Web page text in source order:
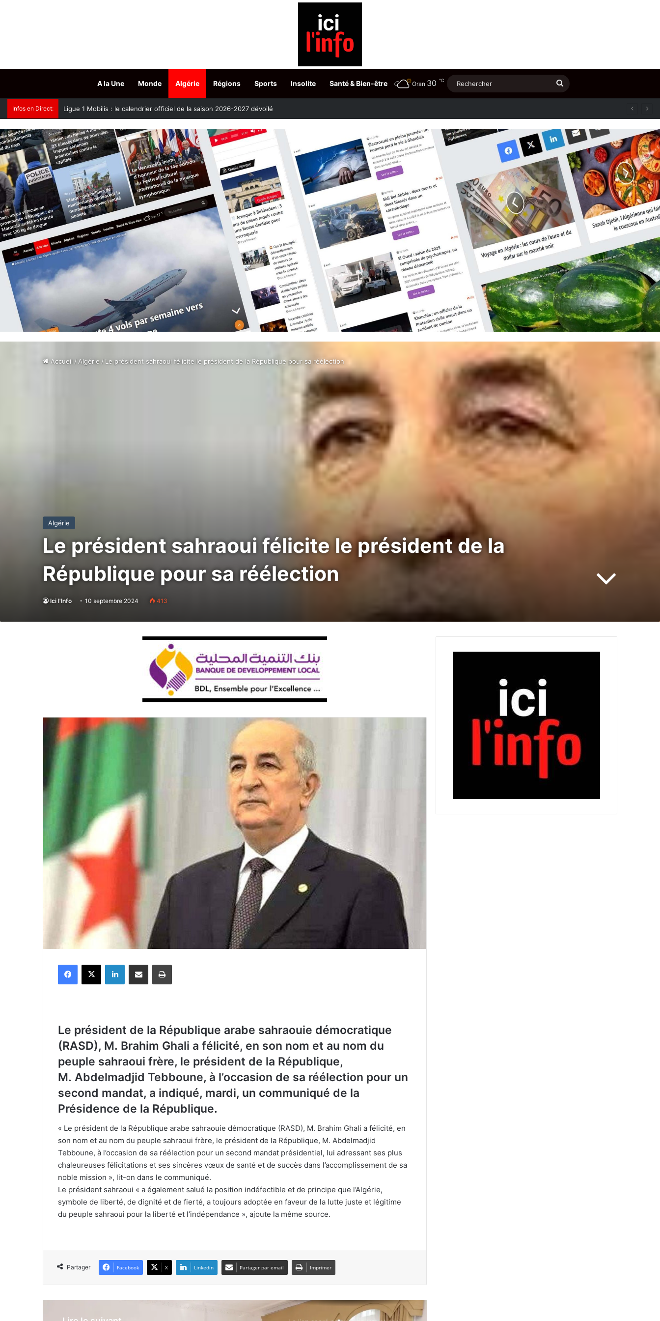
A la Une Monde Algérie Régions Sports Insolite Santé & Bien-être Oran 30 ℃ Rechercher
Infos en Direct: Oued Smar : le cinéma en plein air fait son grand retour
Accueil / Algérie / Le président sahraoui félicite le président de la République pour sa réélection
Algérie
Le président sahraoui félicite le président de la
République pour sa réélection
Ici l'Info 10 septembre 2024 413
Le président de la République arabe sahraouie démocratique
(RASD), M. Brahim Ghali a félicité, en son nom et au nom du
peuple sahraoui frère, le président de la République,
M. Abdelmadjid Tebboune, à l’occasion de sa réélection pour un
second mandat, a indiqué, mardi, un communiqué de la
Présidence de la République.
« Le président de la République arabe sahraouie démocratique (RASD), M. Brahim Ghali a félicité, en
son nom et au nom du peuple sahraoui frère, le président de la République, M. Abdelmadjid
Tebboune, à l’occasion de sa réélection pour un second mandat présidentiel, lui adressant ses plus
chaleureuses félicitations et ses sincères vœux de santé et de succès dans l’accomplissement de sa
noble mission », lit-on dans le communiqué.
Le président sahraoui « a également salué la position indéfectible et de principe que l’Algérie,
symbole de liberté, de dignité et de fierté, a toujours adoptée en faveur de la lutte juste et légitime
du peuple sahraoui pour la liberté et l’indépendance », ajoute la même source.
Partager Facebook X Linkedin Partager par email Imprimer
Accident de la route de Boumerdès :
Accident d’autobus à Boumerdès : les
premiers éléments de l’enquête
révèlent que le conducteur décédé
était sous l’emprise de stupéfiants
Accident d’autobus à Boumerdès :
l’ANIRA dénonce des manquements
aux règles du traitement humain des
crises par certaines chaînes
Boulaïd : le président de la République
présente ses condoléances suite
au décès d’Abdelhak Ben Boulaïd,
Said Sayoud : les autorités
sécuritaires mènent les enquêtes
circonstances